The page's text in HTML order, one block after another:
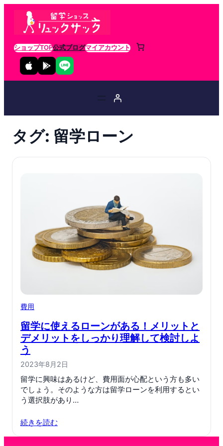
ショップTOP公式ブログマイアカウント
タグ: 留学ローン
費用
留学に使えるローンがある！メリットと
デメリットをしっかり理解して検討しよ
う
2023年8月2日
留学に興味はあるけど、費用面が心配という方も多い
でしょう。そのような方は留学ローンを利用するとい
う選択肢があり…
続きを読む